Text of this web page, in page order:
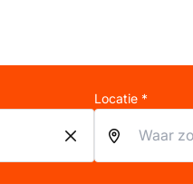
Locatie *